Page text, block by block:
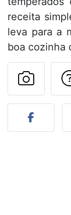
receita
leva para a
boa cozinha
Fez